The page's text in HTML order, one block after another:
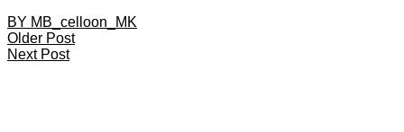
BY MB_celloon_MK
Older Post
Next Post